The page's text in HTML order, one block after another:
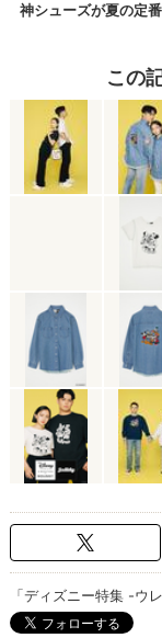
この
「ディズニー特集 -ウ